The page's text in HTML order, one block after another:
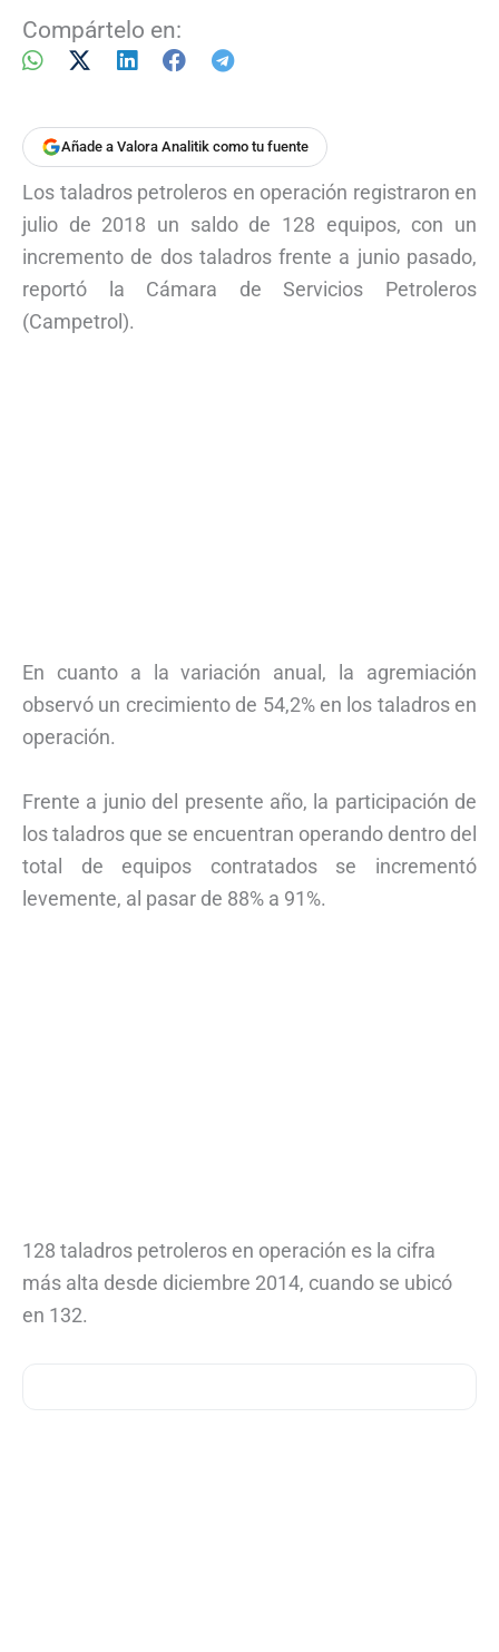
Compártelo en:
Añade a Valora Analitik como tu fuente
Los taladros petroleros en operación registraron en
julio de 2018 un saldo de 128 equipos, con un
incremento de dos taladros frente a junio pasado,
reportó la Cámara de Servicios Petroleros
(Campetrol).
En cuanto a la variación anual, la agremiación
observó un crecimiento de 54,2% en los taladros en
operación.
Frente a junio del presente año, la participación de
los taladros que se encuentran operando dentro del
total de equipos contratados se incrementó
levemente, al pasar de 88% a 91%.
128 taladros petroleros en operación es la cifra
más alta desde diciembre 2014, cuando se ubicó
en 132.